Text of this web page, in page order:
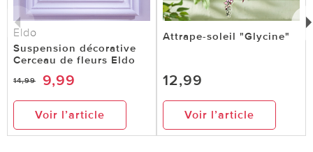
Eldo
Suspension décorative
Cerceau de fleurs Eldo
14,99 9,99
Voir l’article
Attrape-soleil "Glycine"
12,99
Voir l’article